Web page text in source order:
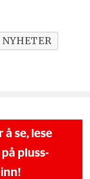
NYHETER
å se, lese
pluss-